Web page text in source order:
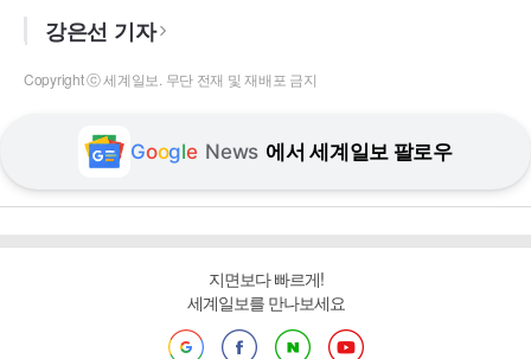
강은선 기자
Copyright ⓒ 세계일보. 무단 전재 및 재배포 금지
Google News 에서 세계일보 팔로우
지면보다 빠르게!
세계일보를 만나보세요